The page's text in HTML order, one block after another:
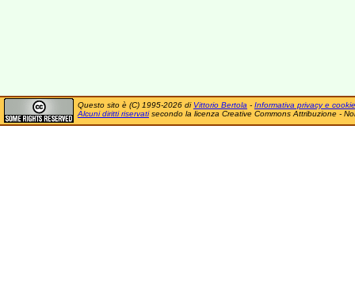
Questo sito è (C) 1995-2026 di Vittorio Bertola - Informativa privacy e cookie
Alcuni diritti riservatisecondo la licenza Creative Commons Attribuzione -